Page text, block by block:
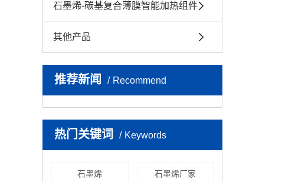
石墨烯-碳基复合薄膜智能加热组件
其他产品
推荐新闻 Recommend
热门关键词 Keywords
石墨烯 石墨烯厂家